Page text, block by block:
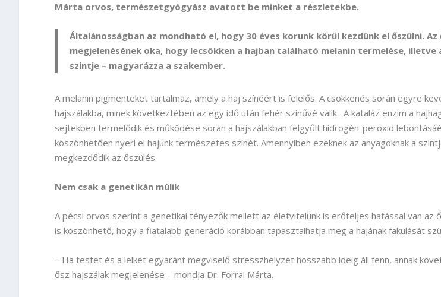
Márta orvos, természetgyógyász avatott be minket a részletekbe.
Általánosságban az mondható el, hogy 30 éves korunk körül kezdünk el őszülni. Az
megjelenésének oka, hogy lecsökken a hajban található melanin termelése, illetve
szintje – magyarázza a szakember.
A melanin pigmenteket tartalmaz, amely a haj színéért is felelős. A csökkenés során egyre
hajszálakba, minek következtében az egy idő után fehér színűvé válik. A kataláz enzim a
sejtekben termelődik és működése során a hajszálakban felgyűlt hidrogén-peroxid
köszönhetően nyeri el hajunk természetes színét. Amennyiben ezeknek az anyagoknak a
megkezdődik az őszülés.
Nem csak a genetikán múlik
A pécsi orvos szerint a genetikai tényezők mellett az életvitelünk is erőteljes hatással van az
is köszönhető, hogy a fiatalabb generáció korábban tapasztalhatja meg a hajának fakulását
– Ha testet és a lelket egyaránt megviselő stresszhelyzet hosszabb ideig áll fenn, annak
ősz hajszálak megjelenése – mondja Dr. Forrai Márta.